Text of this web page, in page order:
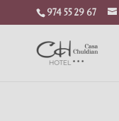
974 55 29 67